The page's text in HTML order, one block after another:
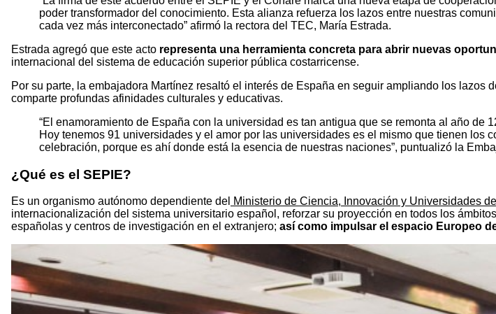
poder transformador del conocimiento. Esta alianza refuerza los lazos entre nuestras
cada vez más interconectado” afirmó la rectora del TEC, María Estrada.
Estrada agregó que este acto representa una herramienta concreta para abrir nuevas
internacional del sistema de educación superior pública costarricense.
Por su parte, la embajadora Martínez resaltó el interés de España en seguir ampliando los
comparte profundas afinidades culturales y educativas.
“El enamoramiento de España con la universidad es tan antigua que se remonta al año
Hoy tenemos 91 universidades y el amor por las universidades es el mismo que tienen los
celebración, porque es ahí donde está la esencia de nuestras naciones”, puntualizó la
¿Qué es el SEPIE?
Es un organismo autónomo dependiente del Ministerio de Ciencia, Innovación y Universidades
internacionalización del sistema universitario español, reforzar su proyección en todos los
españolas y centros de investigación en el extranjero; así como impulsar el espacio Europeo